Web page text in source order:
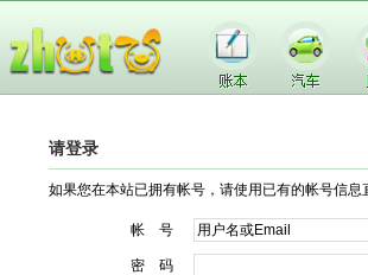
请登录
如果您在本站已拥有帐号，请使用已有的帐号信
帐 号
密 码